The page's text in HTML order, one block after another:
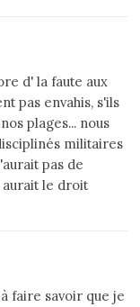
d' la faute aux
pas envahis, s'ils
plages... nous
militaires
pas de
aurait le droit
faire savoir que je